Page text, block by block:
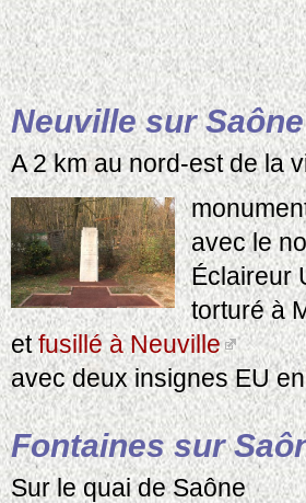
Neuville sur
A 2 km au nord-est de la
avec le
Éclaireur
torturé à
etfusillé à Neuville
avec deux insignes EU
Fontaines sur
Sur le quai de Saône